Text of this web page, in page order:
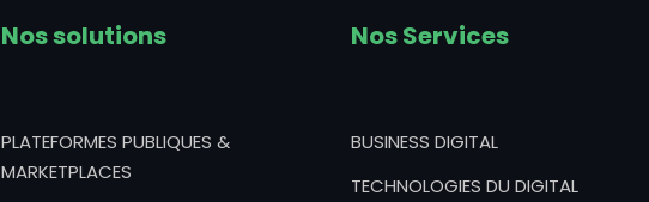
Nos solutions
PLATEFORMES PUBLIQUES &
MARKETPLACES
Nos Services
BUSINESS DIGITAL
TECHNOLOGIES DU DIGITAL